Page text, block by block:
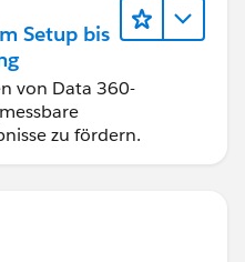
Setup bis
von Data 360-
zu fördern.